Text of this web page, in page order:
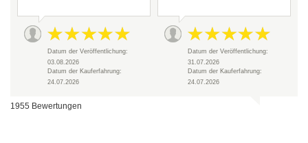
Datum der Veröffentlichung:
03.08.2026
Datum der Kauferfahrung:
24.07.2026
Datum der Veröffentlichung:
31.07.2026
Datum der Kauferfahrung:
24.07.2026
1955 Bewertungen